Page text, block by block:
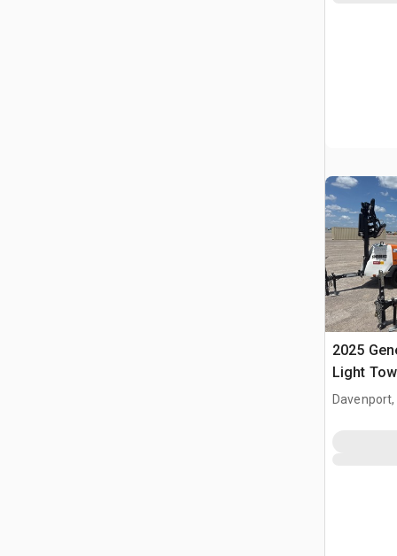
2025
Light
Davenport,